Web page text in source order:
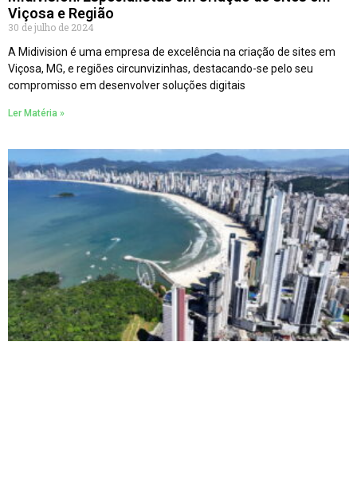
Viçosa e Região
30 de julho de 2024
A Midivision é uma empresa de excelência na criação de sites em
Viçosa, MG, e regiões circunvizinhas, destacando-se pelo seu
compromisso em desenvolver soluções digitais
Ler Matéria »